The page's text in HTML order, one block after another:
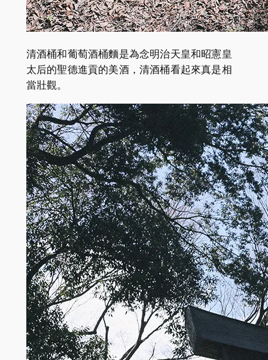
清酒桶和葡萄酒桶麵是為念明治天皇和昭憲皇
太后的聖德進貢的美酒，清酒桶看起來真是相
當壯觀。